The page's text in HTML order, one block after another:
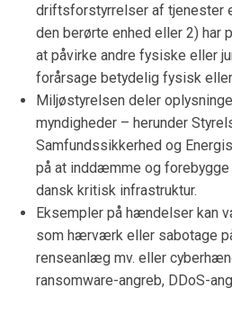
driftsforstyrrelser af tjenester
den berørte enhed eller 2) har
at påvirke andre fysiske eller
forårsage betydelig fysisk
Miljøstyrelsen deler
myndigheder – herunder
Samfundssikkerhed og
på at inddæmme og forebygge
dansk kritisk infrastruktur.
Eksempler på hændelser kan
som hærværk eller sabotage
renseanlæg mv. eller
ransomware-angreb, DDoS-